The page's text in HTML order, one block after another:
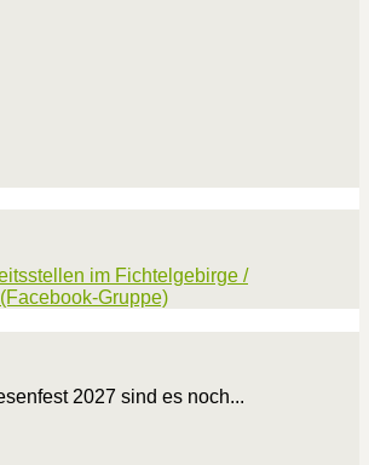
im Fichtelgebirge /
Gruppe)
2027 sind es noch...